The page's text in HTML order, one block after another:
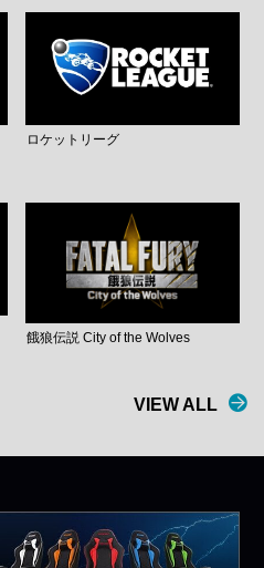
ロケットリーグ
餓狼伝説 City of the Wolves
VIEW ALL